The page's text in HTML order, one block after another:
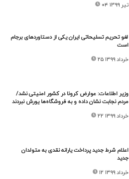
۰۴ تیر ۱۳۹۹
لغو تحریم تسلیحاتی ایران یکی از دستاوردهای برجام
است
۲۵ خرداد ۱۳۹۹
وزیر اطلاعات: عوارض کرونا در کشور امنیتی نشد/
مردم نجابت نشان داده و به فروشگاه‌ها یورش نبردند
۲۲ خرداد ۱۳۹۹
اعلام شرط جدید پرداخت یارانه نقدی به متولدان
جدید
۱۲ خرداد ۱۳۹۹